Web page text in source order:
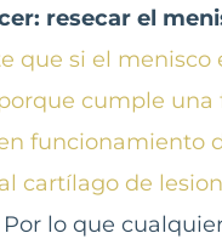
resecar el
que si el menisco
cumple una
funcionamiento
cartílago de
Por lo que